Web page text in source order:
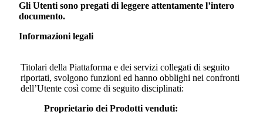
Gli Utenti sono pregati di leggere attentamente l’intero
documento.
Informazioni legali
Titolari della Piattaforma e dei servizi collegati di seguito
riportati, svolgono funzioni ed hanno obblighi nei confronti
dell’Utente così come di seguito disciplinati:
Proprietario dei Prodotti venduti: